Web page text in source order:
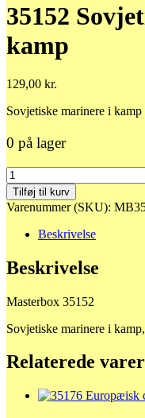
35152
kamp
129,00 kr.
Sovjetiske marinere i kamp
0 på lager
35152
Sovjetiske
marinere
kamp
Tilføj til kurv
Varenummer (SKU):
Beskrivelse
Beskrivelse
Masterbox 35152
Sovjetiske marinere i
Relaterede varer